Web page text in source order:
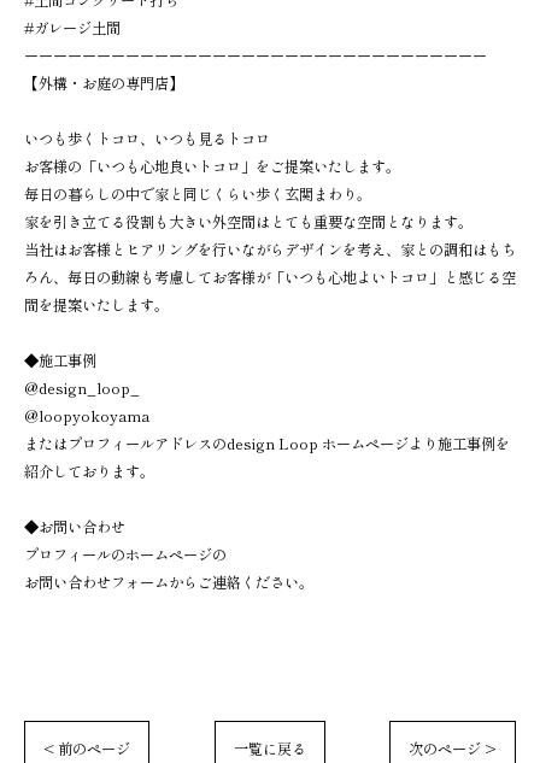
#ガレージ土間
ーーーーーーーーーーーーーーーーーーーーーーーーーーーーーーーー
【外構・お庭の専門店】
いつも歩くトコロ、いつも見るトコロ
お客様の「いつも心地良いトコロ」をご提案いたします。
毎日の暮らしの中で家と同じくらい歩く玄関まわり。
家を引き立てる役割も大きい外空間はとても重要な空間となります。
当社はお客様とヒアリングを行いながらデザインを考え、家との調和はもち
ろん、毎日の動線も考慮してお客様が「いつも心地よいトコロ」と感じる空
間を提案いたします。
◆施工事例
@design_loop_
@loopyokoyama
またはプロフィールアドレスのdesign Loop ホームページより施工事例を
紹介しております。
◆お問い合わせ
プロフィールのホームページの
お問い合わせフォームからご連絡ください。
< 前のページ 一覧に戻る 次のページ >